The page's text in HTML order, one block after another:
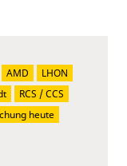
AMD
LHON
RCS / CCS
heute